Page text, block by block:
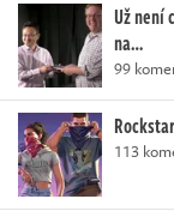
Už není
na…
99
113